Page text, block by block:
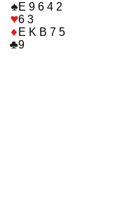
E 9 6 4 2
6 3
E K B 7 5
9